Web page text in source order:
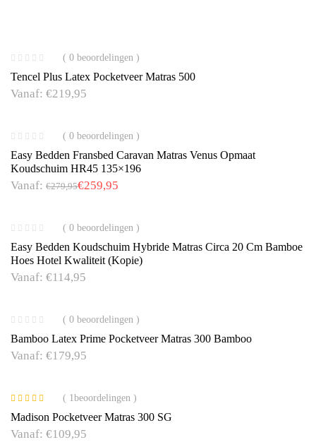
( 0 beoordelingen )
Tencel Plus Latex Pocketveer Matras 500
Vanaf: €219,95
( 0 beoordelingen )
Easy Bedden Fransbed Caravan Matras Venus Opmaat
Koudschuim HR45 135×196
Vanaf: €279,95€259,95
( 0 beoordelingen )
Easy Bedden Koudschuim Hybride Matras Circa 20 Cm Bamboe
Hoes Hotel Kwaliteit (kopie)
Vanaf: €114,95
( 0 beoordelingen )
Bamboo Latex Prime Pocketveer Matras 300 Bamboo
Vanaf: €179,95
5.00uit 5
( 1beoordelingen )
Madison Pocketveer Matras 300 SG
Vanaf: €109,95